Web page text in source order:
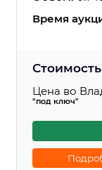
Время
Стоимость
Цена во
"под ключ"